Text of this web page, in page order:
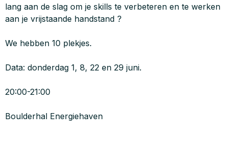
lang aan de slag om je skills te verbeteren en te werken
aan je vrijstaande handstand ?
We hebben 10 plekjes.
Data: donderdag 1, 8, 22 en 29 juni.
20:00-21:00
Boulderhal Energiehaven